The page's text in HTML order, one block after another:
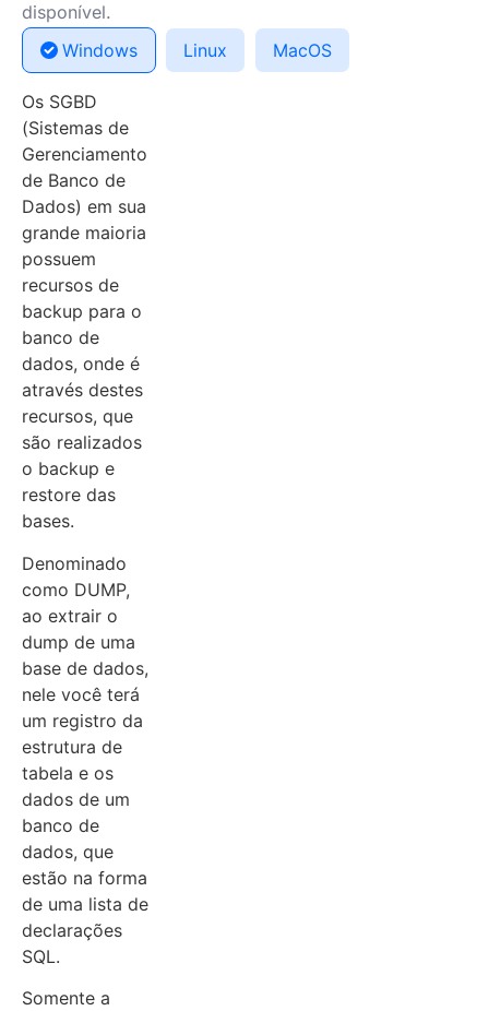
disponível.
Windows
Linux MacOS
Os SGBD
(Sistemas de
Gerenciamento
de Banco de
Dados) em sua
grande maioria
possuem
recursos de
backup para o
banco de
dados, onde é
através destes
recursos, que
são realizados
o backup e
restore das
bases.
Denominado
como DUMP,
ao extrair o
dump de uma
base de dados,
nele você terá
um registro da
estrutura de
tabela e os
dados de um
banco de
dados, que
estão na forma
de uma lista de
declarações
SQL.
Somente a